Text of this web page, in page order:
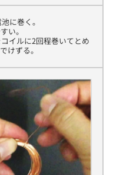
に巻く。
い。
イルに2回程巻いてとめ
けずる。